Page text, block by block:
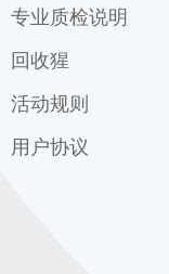
地铁交易
邮寄地址
购物常见问题
回收须知
信用租机
质检说明
速回收服务条款
担保交易
专业质检说明
外观成色
屏幕质检
功能检测
回收猩
关于回收猩
回收猩服务条款
活动规则
双十一活动规则
用户协议